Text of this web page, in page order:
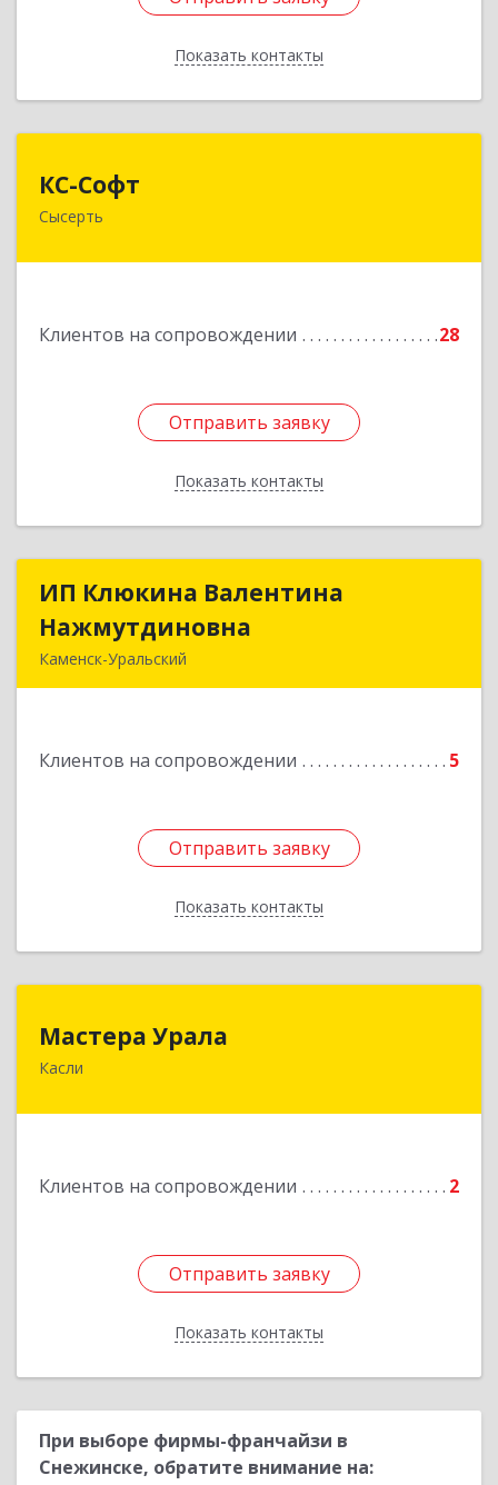
Показать контакты
Назад
КС-Софт
Сысерть
Клиентов на сопровождении 28
Отправить заявку
Показать контакты
624001, Свердловская обл, Сысертский р-н,
Отправить заявку
Назад
ИП Клюкина Валентина
Нажмутдиновна
Каменск-Уральский
Клиентов на сопровождении 5
Отправить заявку
Показать контакты
ИП Клюкина Валентина
Нажмутдиновна
Подробнее
Отправить заявку
Назад
Мастера Урала
Касли
Клиентов на сопровождении 2
Отправить заявку
Показать контакты
456830, Челябинская обл., г. Касли, ул. Карла
Отправить заявку
Назад
При выборе фирмы-франчайзи в
Снежинске, обратите внимание на: